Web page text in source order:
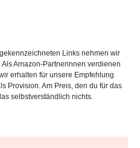
Links nehmen wir
Amazon-Partnerinnen verdienen
erhalten für unsere Empfehlung
Provision. Am Preis, den du für das
selbstverständlich nichts.